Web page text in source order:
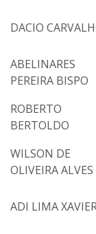
DACIO
ABELINARES
PEREIRA BISPO
ROBERTO
BERTOLDO
WILSON DE
OLIVEIRA ALVES
ADI LIMA